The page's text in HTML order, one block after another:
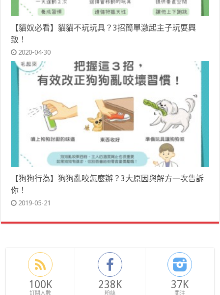
【貓奴必看】貓貓不玩玩具？3招簡單激起主子玩耍興
致！
2020-04-30
【狗狗行為】狗狗亂咬怎麼辦？3大原因與解方一次告訴
你！
2019-05-21
100K
訂閱人數
238K
粉絲
37K
關注